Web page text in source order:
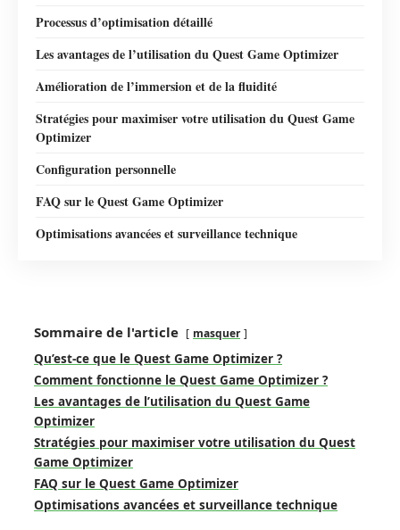
Processus d’optimisation détaillé
Les avantages de l’utilisation du Quest Game Optimizer
Amélioration de l’immersion et de la fluidité
Stratégies pour maximiser votre utilisation du Quest Game
Optimizer
Configuration personnelle
FAQ sur le Quest Game Optimizer
Optimisations avancées et surveillance technique
Sommaire de l'article masquer
Qu’est-ce que le Quest Game Optimizer ?
Comment fonctionne le Quest Game Optimizer ?
Les avantages de l’utilisation du Quest Game
Optimizer
Stratégies pour maximiser votre utilisation du Quest
Game Optimizer
FAQ sur le Quest Game Optimizer
Optimisations avancées et surveillance technique